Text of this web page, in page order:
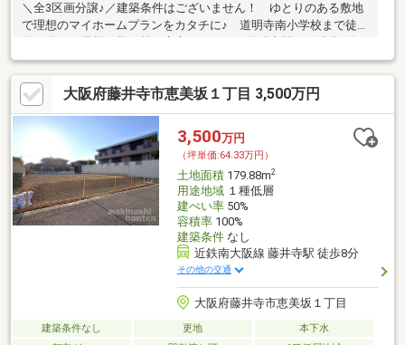
＼全3区画分譲♪／建築条件はございません！ ゆとりのある敷地
で理想のマイホームプランをカタチに♪ 道明寺南小学校まで徒歩
の好立地＾＾
大阪府藤井寺市恵美坂１丁目 3,500万円
3,500万円
（坪単価:64.33万円）
土地面積179.88m2
用途地域１種低層
建ぺい率50%
容積率100%
建築条件なし
近鉄南大阪線 藤井寺駅 徒歩8分
その他の交通
大阪府藤井寺市恵美坂１丁目
建築条件なし 更地
本下水